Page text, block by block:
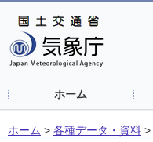
ホーム
ホーム > 各種データ・資料 >